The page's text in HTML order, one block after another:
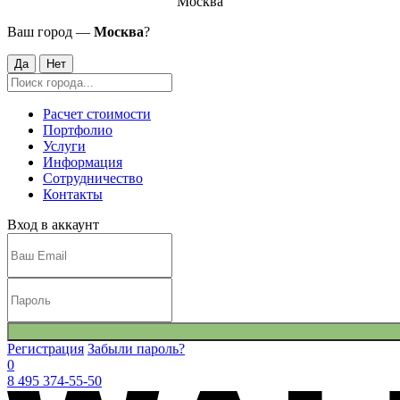
Ваш город — Москва?
Да Нет
Расчет стоимости
Портфолио
Услуги
Информация
Сотрудничество
Контакты
Вход в аккаунт
Регистрация Забыли пароль?
0
8 495 374-55-50